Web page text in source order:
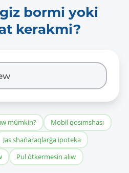
bormi yoki
kerakmi?
múmkin?
Mobil qosımshası
Jas shańaraqlarǵa ipoteka
Pul ótkermesin alıw